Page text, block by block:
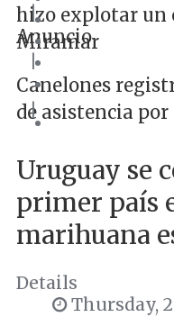
hizo explotar un
Miramar
|
Anuncio
|
Canelones
de asistencia
|
Uruguay se
primer país
marihuana
Details
Thursday,